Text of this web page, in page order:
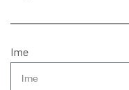
Ime